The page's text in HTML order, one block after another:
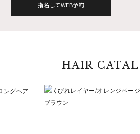
指名してWEB予約
HAIR